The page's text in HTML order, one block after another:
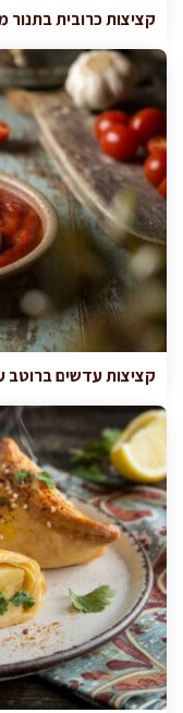
קציצות כרובית בתנור
קציצות עדשים ברוטב